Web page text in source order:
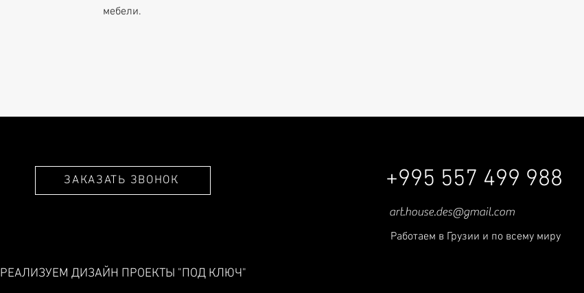
мебели.
ЗАКАЗАТЬ ЗВОНОК +995 557 499 988
art.house.des@gmail.com
Работаем в Грузии и по всему миру
РЕАЛИЗУЕМ ДИЗАЙН ПРОЕКТЫ "ПОД КЛЮЧ"